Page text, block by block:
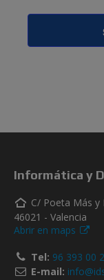
Informática y
C/ Poeta Más y
46021 - Valencia
Abrir en maps
Tel: 96 393 00
E-mail: